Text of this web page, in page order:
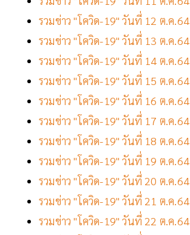
รวมข่าว "โควิด-19" วันที่ 12 ต.ค.64
รวมข่าว "โควิด-19" วันที่ 13 ต.ค.64
รวมข่าว "โควิด-19" วันที่ 14 ต.ค.64
รวมข่าว "โควิด-19" วันที่ 15 ต.ค.64
รวมข่าว "โควิด-19" วันที่ 16 ต.ค.64
รวมข่าว "โควิด-19" วันที่ 17 ต.ค.64
รวมข่าว "โควิด-19" วันที่ 18 ต.ค.64
รวมข่าว "โควิด-19" วันที่ 19 ต.ค.64
รวมข่าว "โควิด-19" วันที่ 20 ต.ค.64
รวมข่าว "โควิด-19" วันที่ 21 ต.ค.64
รวมข่าว "โควิด-19" วันที่ 22 ต.ค.64